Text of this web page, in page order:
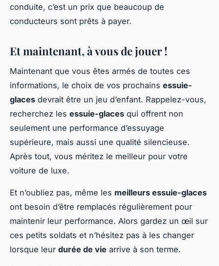
conduite, c’est un prix que beaucoup de
conducteurs sont prêts à payer.
Et maintenant, à vous de jouer !
Maintenant que vous êtes armés de toutes ces
informations, le choix de vos prochains essuie-
glaces devrait être un jeu d’enfant. Rappelez-vous,
recherchez les essuie-glaces qui offrent non
seulement une performance d’essuyage
supérieure, mais aussi une qualité silencieuse.
Après tout, vous méritez le meilleur pour votre
voiture de luxe.
Et n’oubliez pas, même les meilleurs essuie-glaces
ont besoin d’être remplacés régulièrement pour
maintenir leur performance. Alors gardez un œil sur
ces petits soldats et n’hésitez pas à les changer
lorsque leur durée de vie arrive à son terme.